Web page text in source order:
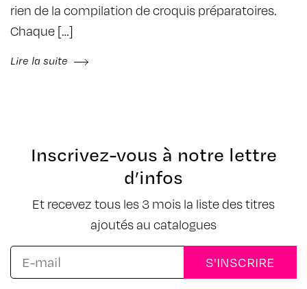
rien de la compilation de croquis préparatoires.
Chaque […]
Lire la suite
Inscrivez-vous à notre lettre
d’infos
Et recevez tous les 3 mois la liste des titres
ajoutés au catalogues